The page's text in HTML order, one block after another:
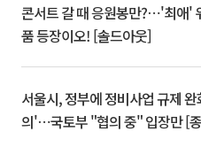
콘서트 갈 때 응원봉만?⋯'최애'
품 등장이오! [솔드아웃]
서울시, 정부에 정비사업 규제 완
의'⋯국토부 "협의 중" 입장만 [